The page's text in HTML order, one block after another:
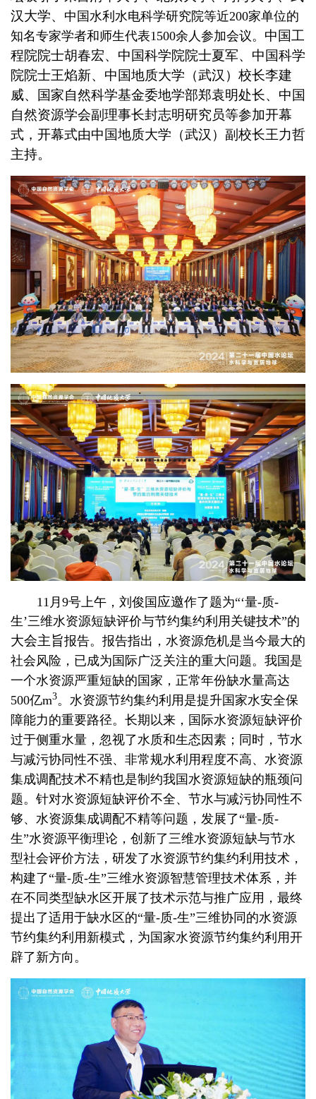
汉大学、 中国水利水电科学研究院等近200家单位的
知名专家学者和师生代表1500余人参加会议。 中国工
程院院士胡春宏、中国科学院院士夏军、中国科学
院院士王焰新、中国地质大学（武汉）校长李建
威、国家自然科学基金委地学部郑袁明处长、中国
自然资源学会副理事长封志明研究员等参加开幕
式，开幕式由中国地质大学（武汉）副校长王力哲
主持。
11 月 9号上午， 刘俊国 应邀作了题为“‘量-质-
生’三维水资源短缺评价与节约集约利用关键技术”的
大会主旨报告。 报告指出，水资源危机是当今最大的
社会风险，已成为国际广泛关注的重大问题。我国是
一个水资源严重短缺的国家，正常年份缺水量高达
500亿m3。水资源节约集约利用是提升国家水安全保
障能力的重要路径。长期以来，国际水资源短缺评价
过于侧重水量，忽视了水质和生态因素；同时，节水
与减污协同性不强、非常规水利用程度不高、水资源
集成调配技术不精也是制约我国水资源短缺的瓶颈问
题。针对水资源短缺评价不全、节水与减污协同性不
够、水资源集成调配不精等问题，发展了“量-质-
生”水资源平衡理论，创新了三维水资源短缺与节水
型社会评价方法，研发了水资源节约集约利用技术，
构建了“量-质-生”三维水资源智慧管理技术体系，并
在不同类型缺水区开展了技术示范与推广应用，最终
提出了适用于缺水区的“量-质-生”三维协同的水资源
节约集约利用新模式，为国家水资源节约集约利用开
辟了新方向。